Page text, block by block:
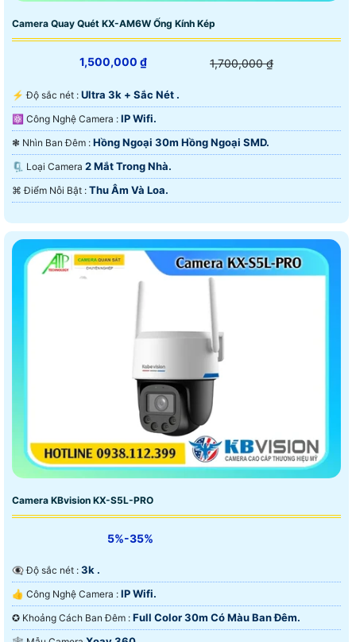
Camera Quay Quét KX-AM6W Ống Kính Kép
1,500,000 ₫ 1,700,000 ₫
️⚡ Độ sắc nét : Ultra 3k + Sắc Nét .
⚛️ Công Nghệ Camera : IP Wifi.
❃ Nhìn Ban Đêm : Hồng Ngoại 30m Hồng Ngoại SMD.
🗜️ Loại Camera 2 Mắt Trong Nhà.
️⌘ Điểm Nỗi Bật : Thu Âm Và Loa.
Camera KBvision KX-S5L-PRO
5%-35%
👁️‍🗨 Độ sắc nét : 3k .
👍 Công Nghệ Camera : IP Wifi.
✪ Khoảng Cách Ban Đêm : Full Color 30m Có Màu Ban Ðêm.